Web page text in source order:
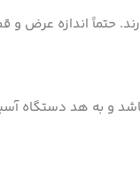
و به هد دستگاه